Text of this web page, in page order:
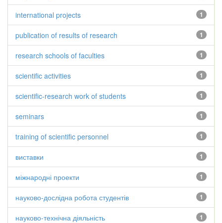
1
international projects
1
publication of results of research
1
research schools of faculties
1
scientific activities
1
scientific-research work of students
1
seminars
1
training of scientific personnel
1
виставки
1
міжнародні проекти
1
науково-дослідна робота студентів
1
науково-технічна діяльність